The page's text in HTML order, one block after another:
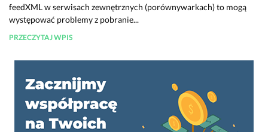
feedXML w serwisach zewnętrznych (porównywarkach) to mogą
występować problemy z pobranie...
PRZECZYTAJ WPIS